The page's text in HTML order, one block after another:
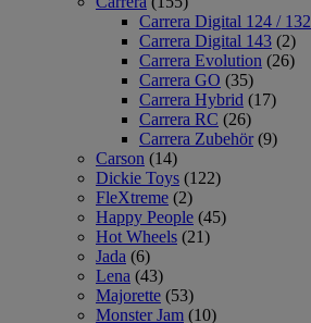
Carrera Digital 124 / 132
Carrera Digital 143 (2)
Carrera Evolution (26)
Carrera GO (35)
Carrera Hybrid (17)
Carrera RC (26)
Carrera Zubehör (9)
Carson (14)
Dickie Toys (122)
FleXtreme (2)
Happy People (45)
Hot Wheels (21)
Jada (6)
Lena (43)
Majorette (53)
Monster Jam (10)